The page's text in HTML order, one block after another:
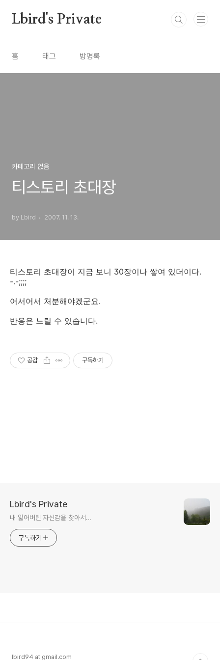
Lbird's Private
홈 태그 방명록
카테고리 없음
티스토리 초대장
by Lbird 2007. 11. 13.
티스토리 초대장이 지금 보니 30장이나 쌓여 있더이다.
-.-;;;;
어서어서 처분해야겠군요.
반응은 느릴 수 있습니다.
공감 구독하기
Lbird's Private
내 잃어버린 자신감을 찾아서...
구독하기
lbird94 at gmail.com